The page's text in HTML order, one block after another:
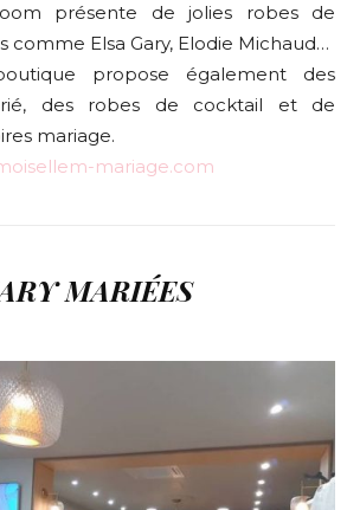
présente de jolies robes de
comme Elsa Gary, Elodie Michaud…
propose également des
des robes de cocktail et de
mariage.
mariage.com
MARIÉES